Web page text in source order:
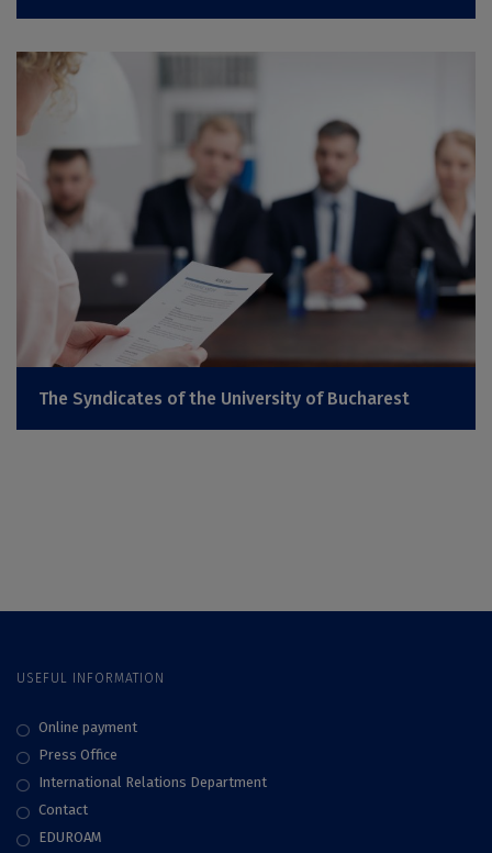
The Syndicates of the University of Bucharest
USEFUL INFORMATION
Online payment
Press Office
International Relations Department
Contact
EDUROAM